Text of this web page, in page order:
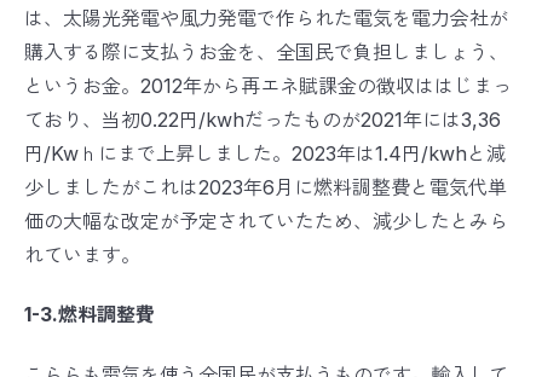
は、太陽光発電や風力発電で作られた電気を電力会社が
購入する際に支払うお金を、全国民で負担しましょう、
というお金。2012年から再エネ賦課金の徴収ははじまっ
ており、当初0.22円/kwhだったものが2021年には3,36
円/Kwｈにまで上昇しました。2023年は1.4円/kwhと減
少しましたがこれは2023年6月に燃料調整費と電気代単
価の大幅な改定が予定されていたため、減少したとみら
れています。
1-3.燃料調整費